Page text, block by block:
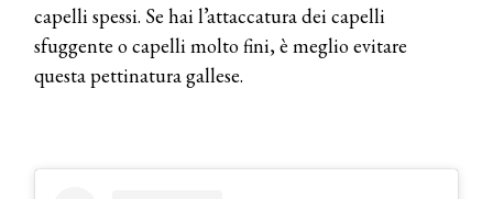
capelli spessi. Se hai l’attaccatura dei capelli
sfuggente o capelli molto fini, è meglio evitare
questa pettinatura gallese.